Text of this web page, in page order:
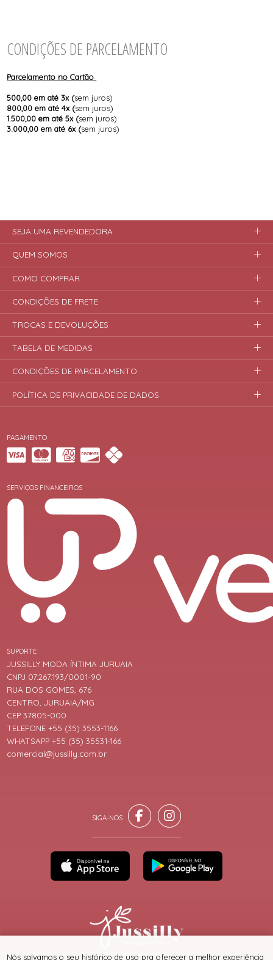
CONDIÇÕES DE PARCELAMENTO
Parcelamento no Cartão
500,00 em até 3x (sem juros)
800,00 em até 4x (sem juros)
1.500,00 em até 5x (sem juros)
3.000,00 em até 6x (sem juros)
PAGAMENTO
SERVIÇOS FINANCEIROS
SUPORTE
JUSSILLY MODA ÍNTIMA JURUAIA
CNPJ 07.267.193/0001-90
RUA DOS GOMES, 676
CENTRO, JURUAIA/MG
CEP 37805-000
TELEFONE +55 (35) 3553-1166
WHATSAPP +55 (35) 35531-166
comercial@jussilly.com.br
SEJA UMA REVENDEDORA
QUEM SOMOS
COMO COMPRAR
CONDIÇÕES DE FRETE
TROCAS E DEVOLUÇÕES
TABELA DE MEDIDAS
CONDIÇÕES DE PARCELAMENTO
POLÍTICA DE PRIVACIDADE DE DADOS
® TODOS DIREITOS RESERVADOS
Nós salvamos o seu histórico de uso pra oferecer a melhor experiência